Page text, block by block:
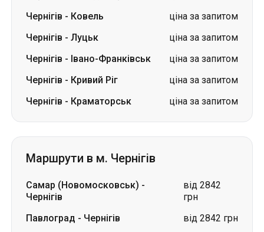
Чернігів - Ковель
ціна за запитом
Чернігів - Луцьк
ціна за запитом
Чернігів - Івано-Франківськ
ціна за запитом
Чернігів - Кривий Ріг
ціна за запитом
Чернігів - Краматорськ ціна за запитом
Маршрути в м. Чернігів
Самар (Новомосковськ) -
Чернігів
від 2842
грн
Павлоград - Чернігів
від 2842 грн